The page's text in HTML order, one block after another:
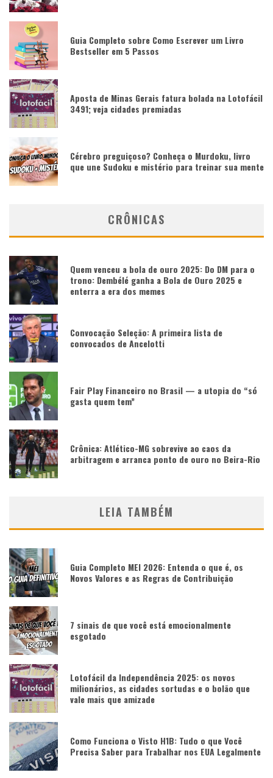
Guia Completo sobre Como Escrever um Livro
Bestseller em 5 Passos
Aposta de Minas Gerais fatura bolada na Lotofácil
3491; veja cidades premiadas
Cérebro preguiçoso? Conheça o Murdoku, livro
que une Sudoku e mistério para treinar sua mente
CRÔNICAS
Quem venceu a bola de ouro 2025: Do DM para o
trono: Dembélé ganha a Bola de Ouro 2025 e
enterra a era dos memes
Convocação Seleção: A primeira lista de
convocados de Ancelotti
Fair Play Financeiro no Brasil — a utopia do “só
gasta quem tem”
Crônica: Atlético-MG sobrevive ao caos da
arbitragem e arranca ponto de ouro no Beira-Rio
LEIA TAMBÉM
Guia Completo MEI 2026: Entenda o que é, os
Novos Valores e as Regras de Contribuição
7 sinais de que você está emocionalmente
esgotado
Lotofácil da Independência 2025: os novos
milionários, as cidades sortudas e o bolão que
vale mais que amizade
Como Funciona o Visto H1B: Tudo o que Você
Precisa Saber para Trabalhar nos EUA Legalmente